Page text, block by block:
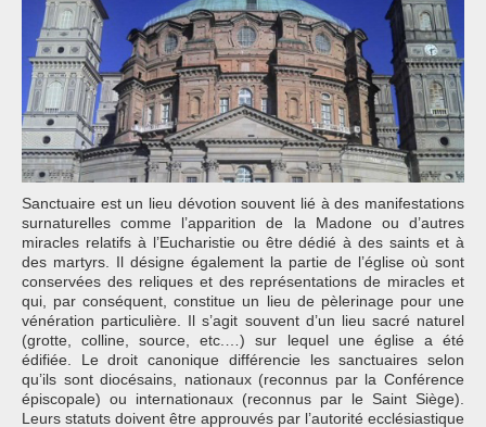
Sanctuaire est un lieu dévotion souvent lié à des manifestations
surnaturelles comme l’apparition de la Madone ou d’autres
miracles relatifs à l’Eucharistie ou être dédié à des saints et à
des martyrs. Il désigne également la partie de l’église où sont
conservées des reliques et des représentations de miracles et
qui, par conséquent, constitue un lieu de pèlerinage pour une
vénération particulière. Il s’agit souvent d’un lieu sacré naturel
(grotte, colline, source, etc.…) sur lequel une église a été
édifiée. Le droit canonique différencie les sanctuaires selon
qu’ils sont diocésains, nationaux (reconnus par la Conférence
épiscopale) ou internationaux (reconnus par le Saint Siège).
Leurs statuts doivent être approuvés par l’autorité ecclésiastique